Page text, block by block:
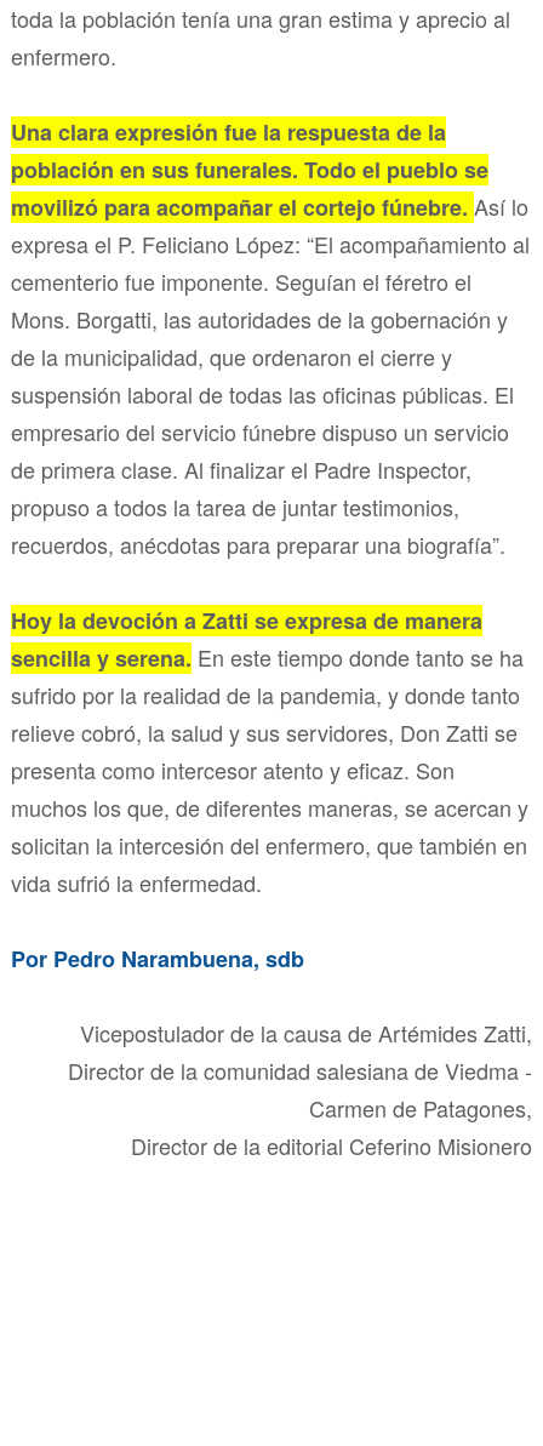
toda la población tenía una gran estima y aprecio al
enfermero.
Una clara expresión fue la respuesta de la
población en sus funerales. Todo el pueblo se
movilizó para acompañar el cortejo fúnebre. Así lo
expresa el P. Feliciano López: “El acompañamiento al
cementerio fue imponente. Seguían el féretro el
Mons. Borgatti, las autoridades de la gobernación y
de la municipalidad, que ordenaron el cierre y
suspensión laboral de todas las oficinas públicas. El
empresario del servicio fúnebre dispuso un servicio
de primera clase. Al finalizar el Padre Inspector,
propuso a todos la tarea de juntar testimonios,
recuerdos, anécdotas para preparar una biografía”.
Hoy la devoción a Zatti se expresa de manera
sencilla y serena. En este tiempo donde tanto se ha
sufrido por la realidad de la pandemia, y donde tanto
relieve cobró, la salud y sus servidores, Don Zatti se
presenta como intercesor atento y eficaz. Son
muchos los que, de diferentes maneras, se acercan y
solicitan la intercesión del enfermero, que también en
vida sufrió la enfermedad.
Por Pedro Narambuena, sdb
Vicepostulador de la causa de Artémides Zatti,
Director de la comunidad salesiana de Viedma -
Carmen de Patagones,
Director de la editorial Ceferino Misionero